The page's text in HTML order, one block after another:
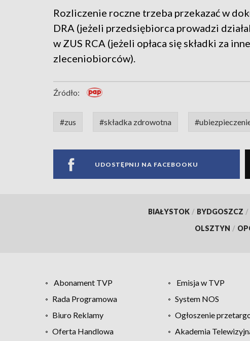
Rozliczenie roczne trzeba przekazać w
DRA (jeżeli przedsiębiorca prowadzi
w ZUS RCA (jeżeli opłaca się składki za
zleceniobiorców).
Źródło:
#zus #składka zdrowotna
UDOSTĘPNIJ NA FACEBOOKU
BIAŁYSTOK / BYDGOSZCZ /
OLSZTYN /
Abonament TVP Emisja w TVP
Rada Programowa
System NOS
Biuro Reklamy
Ogłoszenie
Oferta Handlowa
Akademia